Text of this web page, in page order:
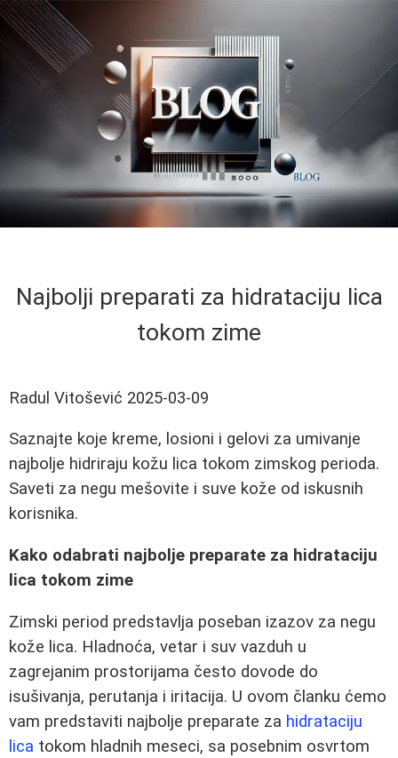
Najbolji preparati za hidrataciju lica
tokom zime
Radul Vitošević 2025-03-09
Saznajte koje kreme, losioni i gelovi za umivanje
najbolje hidriraju kožu lica tokom zimskog perioda.
Saveti za negu mešovite i suve kože od iskusnih
korisnika.
Kako odabrati najbolje preparate za hidrataciju
lica tokom zime
Zimski period predstavlja poseban izazov za negu
kože lica. Hladnoća, vetar i suv vazduh u
zagrejanim prostorijama često dovode do
isušivanja, perutanja i iritacija. U ovom članku ćemo
vam predstaviti najbolje preparate za hidrataciju
lica tokom hladnih meseci, sa posebnim osvrtom